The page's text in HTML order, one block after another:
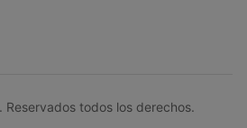
todos los derechos.